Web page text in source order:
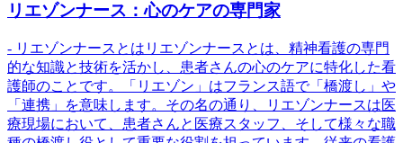
リエゾンナース：心のケアの専門家
- リエゾンナースとはリエゾンナースとは、精神看護の専門
的な知識と技術を活かし、患者さんの心のケアに特化した看
護師のことです。「リエゾン」はフランス語で「橋渡し」や
「連携」を意味します。その名の通り、リエゾンナースは医
療現場において、患者さんと医療スタッフ、そして様々な職